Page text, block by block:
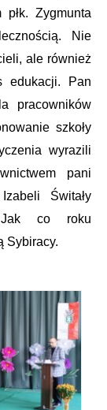
Zygmunta
Nie
ale również
edukacji. Pan
pracowników
szkoły
wyrazili
pani
Świtały
Jak co roku
Sybiracy.